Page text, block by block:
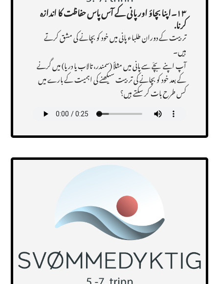
۱۳۔اپنا بچاؤ اور پانی کے آس پاس حفاظت کا اندازہ
کرنا.
تربیت کے دوران طلباء پانی میں خود کو بچانے کی مشق کرتے
ہیں۔
آپ اپنے بچّے سے پانی میں مثلاً (سمندر، تالاب یا دریا) میں گرنے
کے بعد خود کو بچانے کی تربیت سیکھنے کی اہمیت کے بارے میں
کس طرح بات کر سکتے ہیں؟